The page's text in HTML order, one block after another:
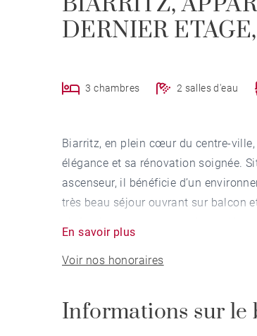
DERNIER
3 chambres 2 salles d'eau
Biarritz, en plein cœur du centre-
élégance et sa rénovation soignée.
ascenseur, il bénéficie d’un
très beau séjour ouvrant sur balcon
bien d'exception.
En savoir plus
Voir nos honoraires
Informations sur le